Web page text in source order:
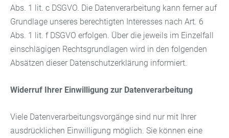
Abs. 1 lit. c DSGVO. Die Datenverarbeitung kann ferner auf
Grundlage unseres berechtigten Interesses nach Art. 6
Abs. 1 lit. f DSGVO erfolgen. Über die jeweils im Einzelfall
einschlägigen Rechtsgrundlagen wird in den folgenden
Absätzen dieser Datenschutzerklärung informiert.
Widerruf Ihrer Einwilligung zur Datenverarbeitung
Viele Datenverarbeitungsvorgänge sind nur mit Ihrer
ausdrücklichen Einwilligung möglich. Sie können eine